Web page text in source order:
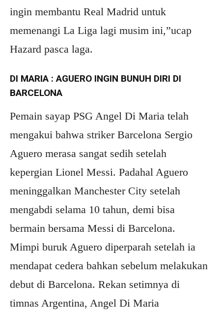
ingin membantu Real Madrid untuk
memenangi La Liga lagi musim ini,”ucap
Hazard pasca laga.
DI MARIA : AGUERO INGIN BUNUH DIRI DI
BARCELONA
Pemain sayap PSG Angel Di Maria telah
mengakui bahwa striker Barcelona Sergio
Aguero merasa sangat sedih setelah
kepergian Lionel Messi. Padahal Aguero
meninggalkan Manchester City setelah
mengabdi selama 10 tahun, demi bisa
bermain bersama Messi di Barcelona.
Mimpi buruk Aguero diperparah setelah ia
mendapat cedera bahkan sebelum melakukan
debut di Barcelona. Rekan setimnya di
timnas Argentina, Angel Di Maria